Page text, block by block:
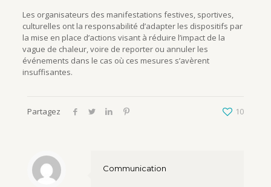
Les organisateurs des manifestations festives, sportives,
culturelles ont la responsabilité d’adapter les dispositifs par
la mise en place d’actions visant à réduire l’impact de la
vague de chaleur, voire de reporter ou annuler les
événements dans le cas où ces mesures s’avèrent
insuffisantes.
Partagez 10
Communication